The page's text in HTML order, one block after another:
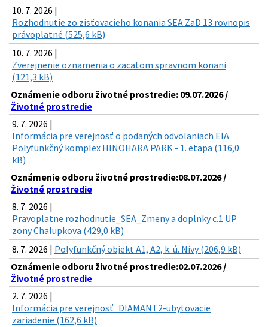
10. 7. 2026 |
Rozhodnutie zo zisťovacieho konania SEA ZaD 13 rovnopis
právoplatné (525,6 kB)
10. 7. 2026 |
Zverejnenie oznamenia o zacatom spravnom konani
(121,3 kB)
Oznámenie odboru životné prostredie: 09.07.2026 /
Životné prostredie
9. 7. 2026 |
Informácia pre verejnosť o podaných odvolaniach EIA
Polyfunkčný komplex HINOHARA PARK - 1. etapa (116,0
kB)
Oznámenie odboru životné prostredie:08.07.2026 /
Životné prostredie
8. 7. 2026 |
Pravoplatne rozhodnutie_SEA_Zmeny a doplnky c.1 UP
zony Chalupkova (429,0 kB)
8. 7. 2026 | Polyfunkčný objekt A1, A2, k. ú. Nivy (206,9 kB)
Oznámenie odboru životné prostredie:02.07.2026 /
Životné prostredie
2. 7. 2026 |
Informácia pre verejnosť_DIAMANT2-ubytovacie
zariadenie (162,6 kB)